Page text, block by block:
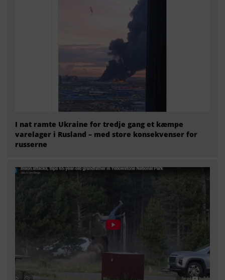
I nat ramte Ukraine for tredje gang et kæmpe
varelager i Rusland – med store konsekvenser for
russerne